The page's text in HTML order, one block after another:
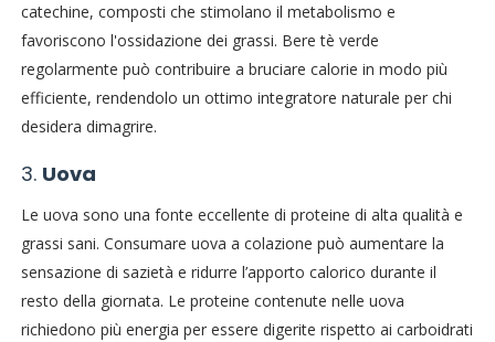
catechine, composti che stimolano il metabolismo e
favoriscono l'ossidazione dei grassi. Bere tè verde
regolarmente può contribuire a bruciare calorie in modo più
efficiente, rendendolo un ottimo integratore naturale per chi
desidera dimagrire.
3. Uova
Le uova sono una fonte eccellente di proteine di alta qualità e
grassi sani. Consumare uova a colazione può aumentare la
sensazione di sazietà e ridurre l’apporto calorico durante il
resto della giornata. Le proteine contenute nelle uova
richiedono più energia per essere digerite rispetto ai carboidrati